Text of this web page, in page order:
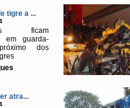
tigre a ...
ficam
em guarda-
dos
atra...